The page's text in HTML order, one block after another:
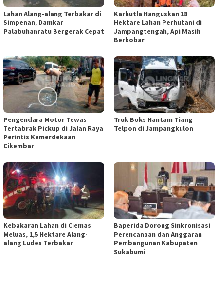
Lahan Alang-alang Terbakar di
Simpenan, Damkar
Palabuhanratu Bergerak Cepat
Karhutla Hanguskan 18
Hektare Lahan Perhutani di
Jampangtengah, Api Masih
Berkobar
Pengendara Motor Tewas
Tertabrak Pickup di Jalan Raya
Perintis Kemerdekaan
Cikembar
Truk Boks Hantam Tiang
Telpon di Jampangkulon
Kebakaran Lahan di Ciemas
Meluas, 1,5 Hektare Alang-
alang Ludes Terbakar
Baperida Dorong Sinkronisasi
Perencanaan dan Anggaran
Pembangunan Kabupaten
Sukabumi